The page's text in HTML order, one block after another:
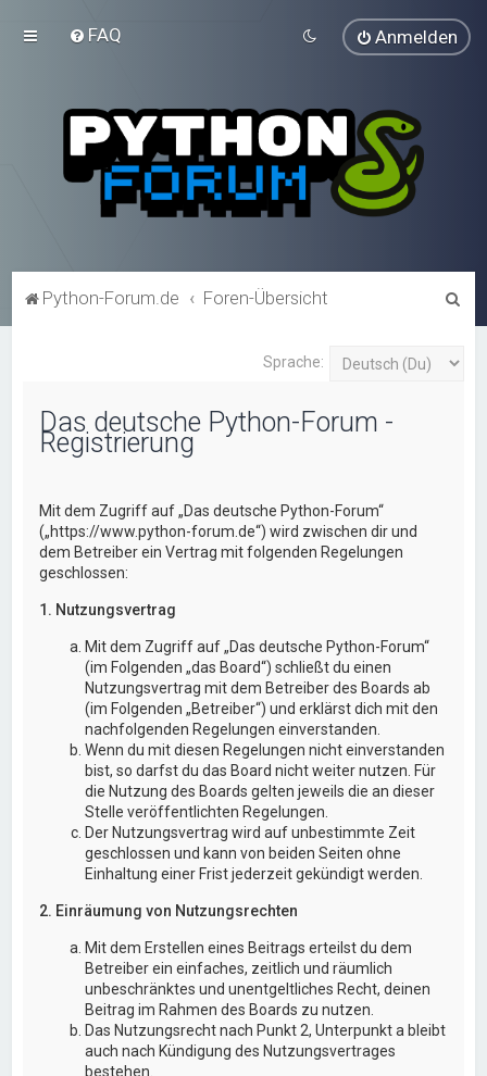
FAQ Anmelden
Python-Forum.de Foren-Übersicht
Sprache:
Das deutsche Python-Forum -
Registrierung
Mit dem Zugriff auf „Das deutsche Python-Forum“
(„https://www.python-forum.de“) wird zwischen dir und
dem Betreiber ein Vertrag mit folgenden Regelungen
geschlossen:
1. Nutzungsvertrag
Mit dem Zugriff auf „Das deutsche Python-Forum“
(im Folgenden „das Board“) schließt du einen
Nutzungsvertrag mit dem Betreiber des Boards ab
(im Folgenden „Betreiber“) und erklärst dich mit den
nachfolgenden Regelungen einverstanden.
Wenn du mit diesen Regelungen nicht einverstanden
bist, so darfst du das Board nicht weiter nutzen. Für
die Nutzung des Boards gelten jeweils die an dieser
Stelle veröffentlichten Regelungen.
Der Nutzungsvertrag wird auf unbestimmte Zeit
geschlossen und kann von beiden Seiten ohne
Einhaltung einer Frist jederzeit gekündigt werden.
2. Einräumung von Nutzungsrechten
Mit dem Erstellen eines Beitrags erteilst du dem
Betreiber ein einfaches, zeitlich und räumlich
unbeschränktes und unentgeltliches Recht, deinen
Beitrag im Rahmen des Boards zu nutzen.
Das Nutzungsrecht nach Punkt 2, Unterpunkt a bleibt
auch nach Kündigung des Nutzungsvertrages
bestehen.